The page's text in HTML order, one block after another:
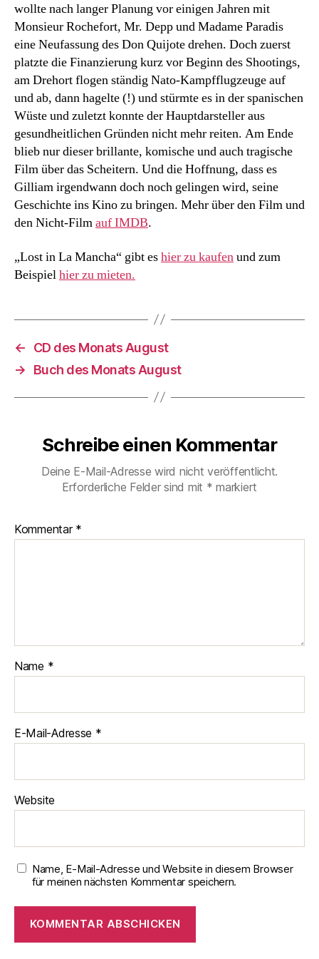
wollte nach langer Planung vor einigen Jahren mit
Monsieur Rochefort, Mr. Depp und Madame Paradis
eine Neufassung des Don Quijote drehen. Doch zuerst
platzte die Finanzierung kurz vor Beginn des Shootings,
am Drehort flogen ständig Nato-Kampfflugzeuge auf
und ab, dann hagelte (!) und stürmte es in der spanischen
Wüste und zuletzt konnte der Hauptdarsteller aus
gesundheitlichen Gründen nicht mehr reiten. Am Ende
blieb nur dieser brillante, komische und auch tragische
Film über das Scheitern. Und die Hoffnung, dass es
Gilliam irgendwann doch noch gelingen wird, seine
Geschichte ins Kino zu bringen. Mehr über den Film und
den Nicht-Filmauf IMDB.
„Lost in La Mancha“ gibt eshier zu kaufenund zum
Beispielhier zu mieten.
←
CD des Monats August
→
Buch des Monats August
Schreibe einen Kommentar
Deine E-Mail-Adresse wird nicht veröffentlicht.
Erforderliche Felder sind mit * markiert
Kommentar *
Name *
E-Mail-Adresse *
Website
Name, E-Mail-Adresse und Website in diesem Browser
für meinen nächsten Kommentar speichern.